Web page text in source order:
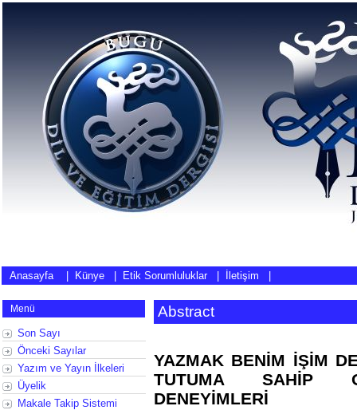
Anasayfa| Künye Etik Sorumluluklar İletişim
Menü
Son Sayı
Önceki Sayılar
Yazım ve Yayın İlkeleri
Üyelik
Makale Takip Sistemi
Abstract
YAZMAK BENİM İŞİM
TUTUMA SAHİP
DENEYİMLERİ